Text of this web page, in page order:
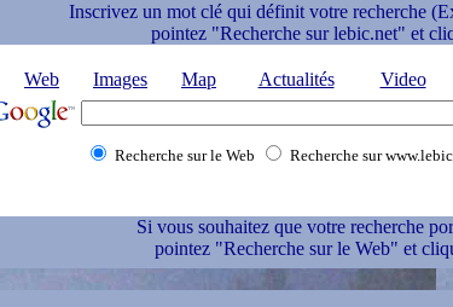
Inscrivez un mot clé qui définit votre recherche
pointez "Recherche sur lebic.net" et
Web Images Map Actualités Video
Recherche sur le Web Recherche sur
Si vous souhaitez que votre recherche
pointez "Recherche sur le Web" et